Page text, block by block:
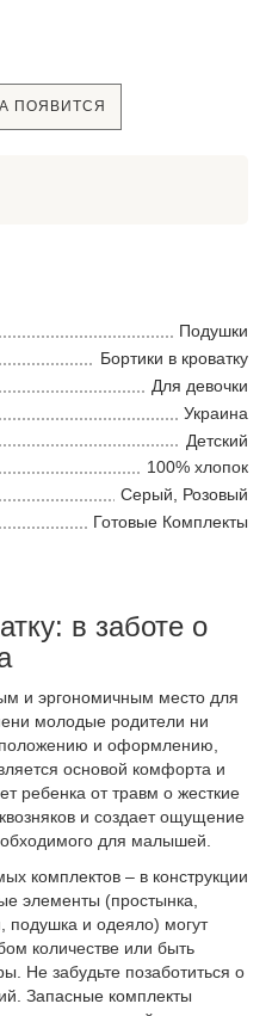
ПОЯВИТСЯ
Подушки
Бортики в кроватку
Для девочки
Украина
Детский
100% хлопок
Серый, Розовый
Готовые Комплекты
в заботе о
и эргономичным место для
молодые родители ни
и оформлению,
основой комфорта и
ребенка от травм о жесткие
и создает ощущение
для малышей.
комплектов – в конструкции
элементы (простынка,
подушка и одеяло) могут
количестве или быть
Не забудьте позаботиться о
Запасные комплекты